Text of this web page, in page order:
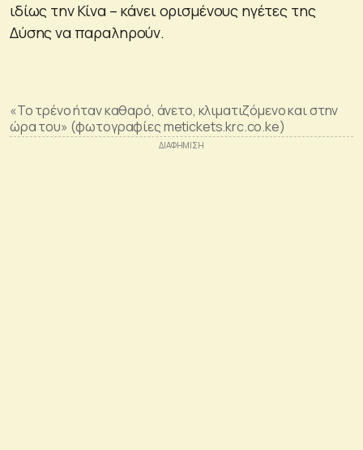
ιδίως την Κίνα – κάνει ορισμένους ηγέτες της
Δύσης να παραληρούν.
«Το τρένο ήταν καθαρό, άνετο, κλιματιζόμενο και στην
ώρα του» (φωτογραφίες metickets.krc.co.ke)